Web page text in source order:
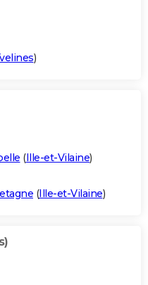
)
(Ille-et-Vilaine)
(Ille-et-Vilaine)